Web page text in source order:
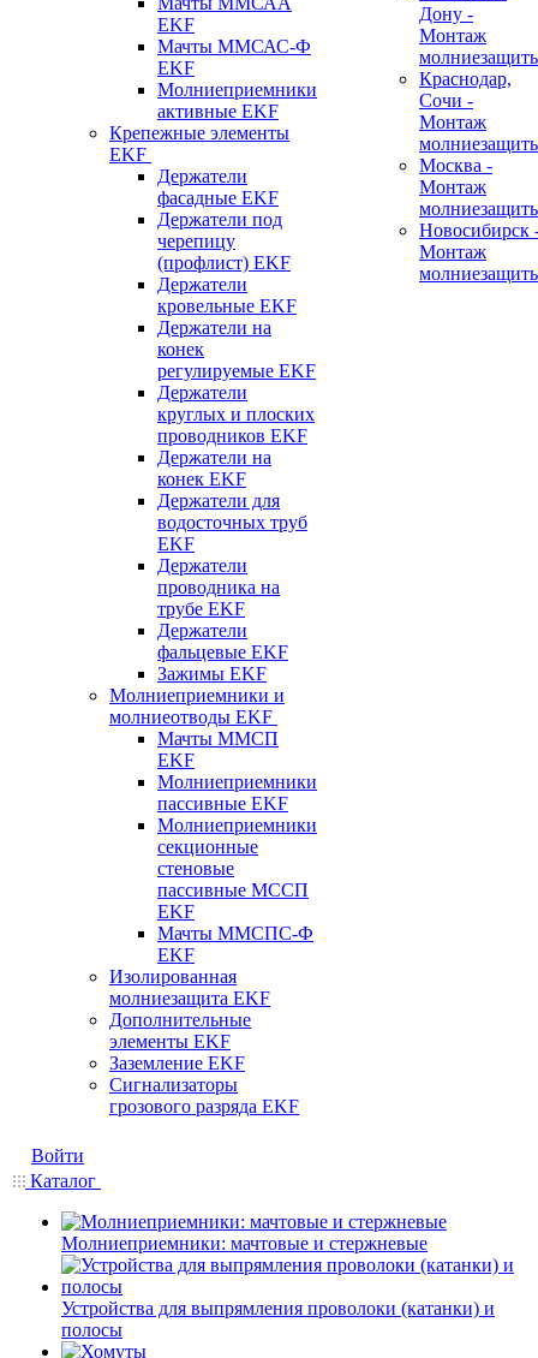
EKF
Мачты ММСАС-Ф
EKF
Молниеприемники
активные EKF
Крепежные элементы
EKF
Держатели
фасадные EKF
Держатели под
черепицу
(профлист) EKF
Держатели
кровельные EKF
Держатели на
конек
регулируемые EKF
Держатели
круглых и плоских
проводников EKF
Держатели на
конек EKF
Держатели для
водосточных труб
EKF
Держатели
проводника на
трубе EKF
Держатели
фальцевые EKF
Зажимы EKF
Молниеприемники и
молниеотводы EKF
Мачты ММСП
EKF
Молниеприемники
пассивные EKF
Молниеприемники
секционные
стеновые
пассивные МССП
EKF
Мачты ММСПС-Ф
EKF
Изолированная
молниезащита EKF
Дополнительные
элементы EKF
Заземление EKF
Сигнализаторы
грозового разряда EKF
Дону -
Монтаж
Краснодар,
Сочи -
Монтаж
Москва -
Монтаж
Новосибирск
Монтаж
Войти
Каталог
Молниеприемники: мачтовые и стержневые
Устройства для выпрямления проволоки (катанки) и
полосы